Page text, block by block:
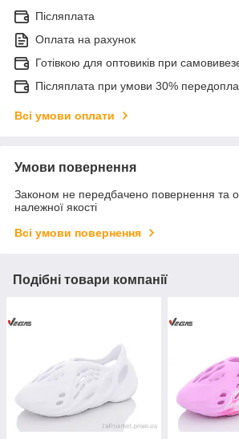
Післяплата
Оплата на рахунок
Готівкою для оптовиків при
Післяплата при умови 30%
Всі умови оплати
Умови повернення
Законом не передбачено повернення та
належної якості
Всі умови повернення
Подібні товари компанії